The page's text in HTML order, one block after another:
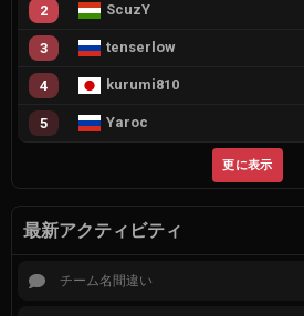
2 ScuzY
3 tenserlow
4 kurumi810
5 Yaroc
更に表示
最新アクティビティ
チーム名間違い